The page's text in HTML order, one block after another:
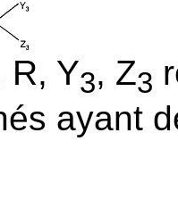
R, Y3, Z3
ayant